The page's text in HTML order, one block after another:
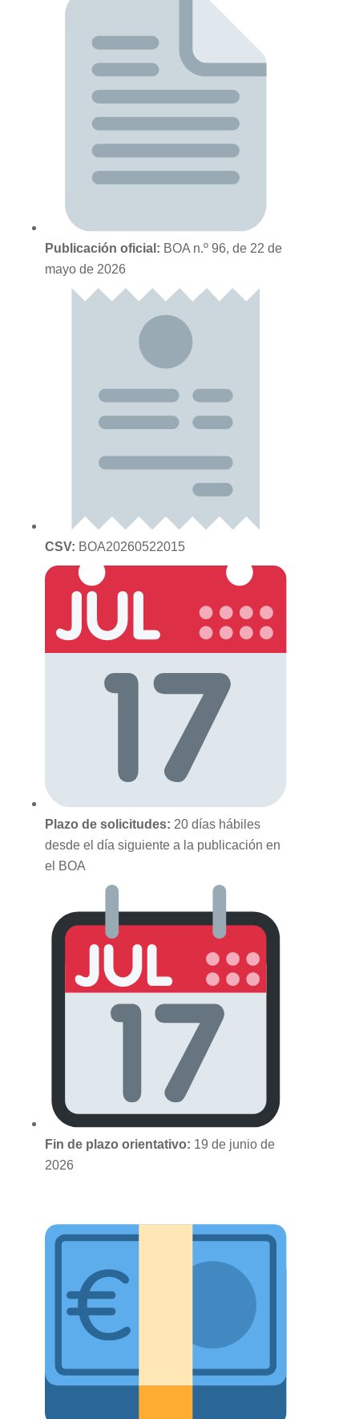
Publicación oficial: BOA n.º 96, de 22 de
mayo de 2026
CSV: BOA20260522015
Plazo de solicitudes: 20 días hábiles
desde el día siguiente a la publicación en
el BOA
Fin de plazo orientativo: 19 de junio de
2026